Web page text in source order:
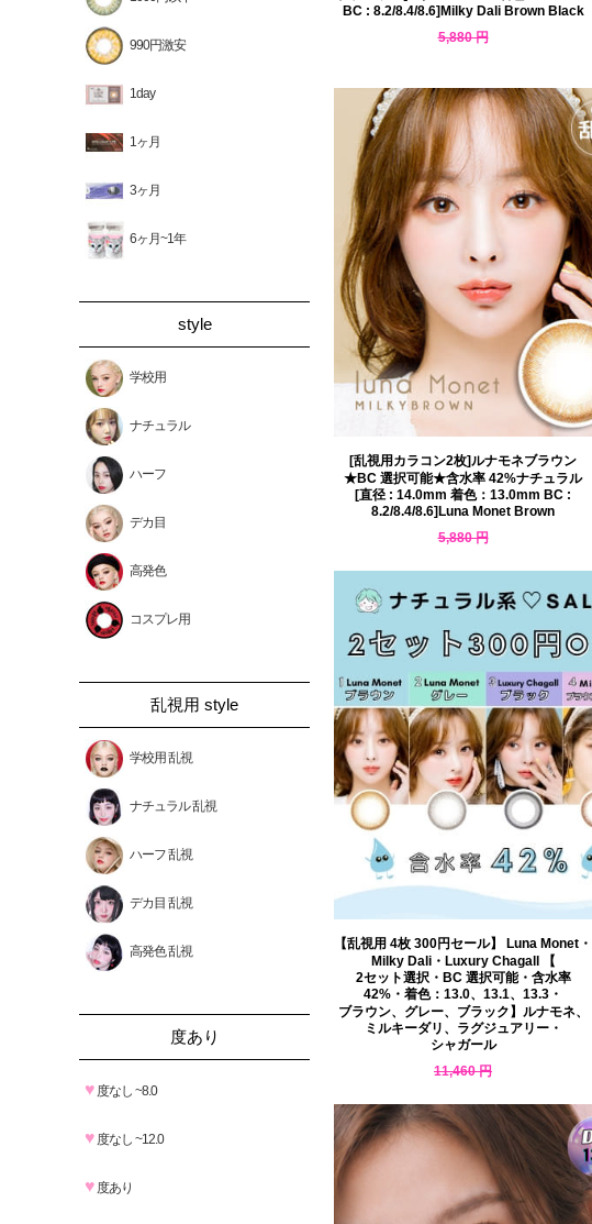
990円激安
1day
1ヶ月
3ヶ月
6ヶ月~1年
style
学校用
ナチュラル
ハーフ
デカ目
高発色
コスプレ用
乱視用 style
学校用 乱視
ナチュラル 乱視
ハーフ 乱視
デカ目 乱視
高発色 乱視
度あり
♥ 度なし ~8.0
♥ 度なし ~12.0
♥ 度あり
BC : 8.2/8.4/8.6]Milky Dali Brown Black
5,880 円
[乱視用カラコン2枚]ルナモネブラウン
★BC 選択可能★含水率 42%ナチュラル
[直径 : 14.0mm 着色：13.0mm BC :
8.2/8.4/8.6]Luna Monet Brown
5,880 円
【乱視用 4枚 300円セール】 Luna Monet・
Milky Dali・Luxury Chagall 【
2セット選択・BC 選択可能・含水率
42%・着色：13.0、13.1、13.3・
ブラウン、グレー、ブラック】ルナモネ、
ミルキーダリ、ラグジュアリー・
シャガール
11,460 円